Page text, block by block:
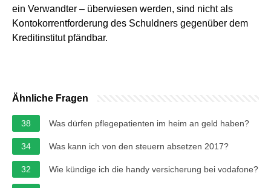
ein Verwandter – überwiesen werden, sind nicht als
Kontokorrentforderung des Schuldners gegenüber dem
Kreditinstitut pfändbar.
Ähnliche Fragen
38 Was dürfen pflegepatienten im heim an geld haben?
34 Was kann ich von den steuern absetzen 2017?
32 Wie kündige ich die handy versicherung bei vodafone?